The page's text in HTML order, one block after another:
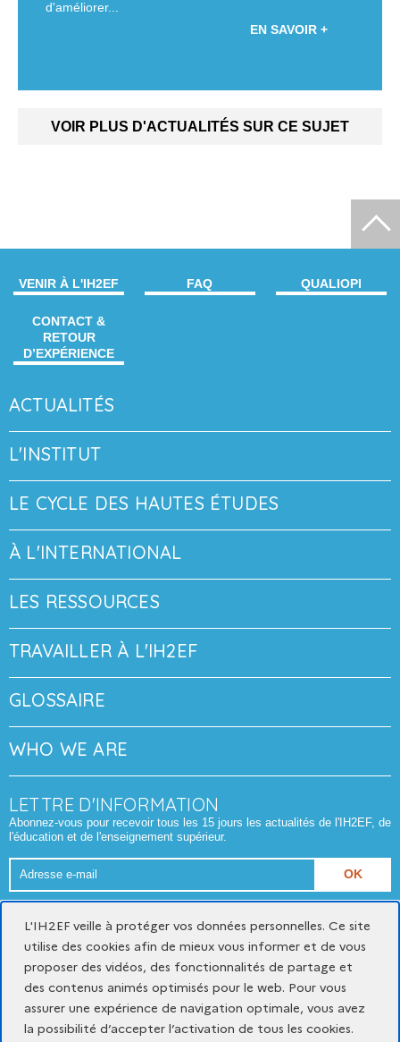
d'améliorer...
EN SAVOIR +
VOIR PLUS D'ACTUALITÉS SUR CE SUJET
VENIR À L'IH2EF FAQ QUALIOPI
CONTACT &
RETOUR
D’EXPÉRIENCE
ACTUALITÉS
L'INSTITUT
LE CYCLE DES HAUTES ÉTUDES
À L'INTERNATIONAL
LES RESSOURCES
TRAVAILLER À L'IH2EF
GLOSSAIRE
WHO WE ARE
LETTRE D'INFORMATION
Abonnez-vous pour recevoir tous les 15 jours les actualités de l'IH2EF, de
l'éducation et de l'enseignement supérieur.
Adresse
e-
Gestion des cookies
Accessibilité du site : partiellement conforme
L'IH2EF veille à protéger vos données personnelles. Ce site
utilise des cookies afin de mieux vous informer et de vous
proposer des vidéos, des fonctionnalités de partage et
des contenus animés optimisés pour le web. Pour vous
assurer une expérience de navigation optimale, vous avez
la possibilité d’accepter l’activation de tous les cookies.